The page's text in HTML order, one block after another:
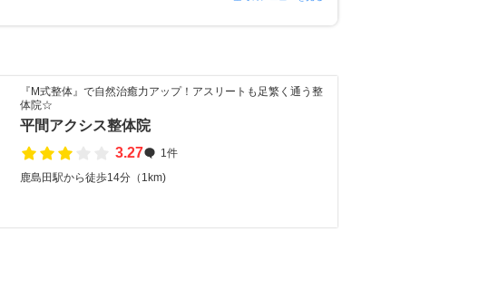
『M式整体』で自然治癒力アップ！アスリートも足繁く通う整
体院☆
平間アクシス整体院
3.27
1件
鹿島田駅から徒歩14分（1km)